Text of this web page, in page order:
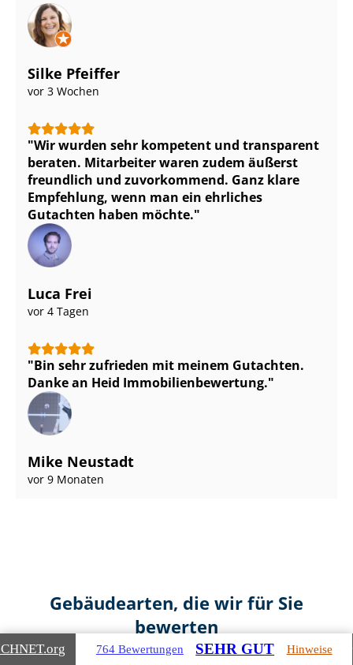
Silke Pfeiffer
vor 3 Wochen
Wir wurden sehr kompetent und transparent
beraten. Mitarbeiter waren zudem äußerst
freundlich und zuvorkommend. Ganz klare
Empfehlung, wenn man ein ehrliches
Gutachten haben möchte.
Luca Frei
vor 4 Tagen
Bin sehr zufrieden mit meinem Gutachten.
Danke an Heid Im­mo­bi­li­en­be­wer­tung.
Mike Neustadt
vor 9 Monaten
Gebäudearten, die wir für Sie
bewerten
.org 764 Bewertungen SEHR GUT Hinweise